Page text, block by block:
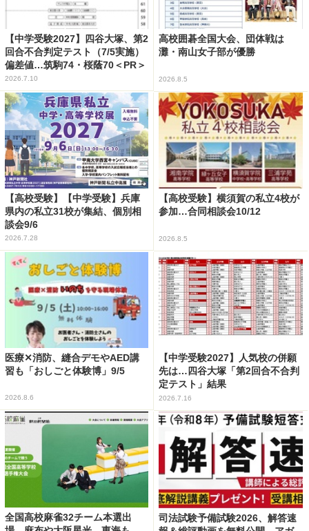
【中学受験2027】四谷大塚、第2
回合不合判定テスト（7/5実施）
偏差値…筑駒74・桜蔭70＜PR＞
2026.7.10
高校囲碁全国大会、団体戦は
灘・南山女子部が優勝
2026.8.5
【高校受験】【中学受験】兵庫
県内の私立31校が集結、個別相
談会9/6
2026.7.28
【高校受験】横須賀の私立4校が
参加…合同相談会10/12
2026.8.5
医療✕消防、縫合デモやAED講
習も「おしごと体験博」9/5
2026.8.6
【中学受験2027】人気校の併願
先は…四谷大塚「第2回合不合判
定テスト」結果
2026.7.16
全国高校麻雀32チーム本選出
司法試験予備試験2026、解答速